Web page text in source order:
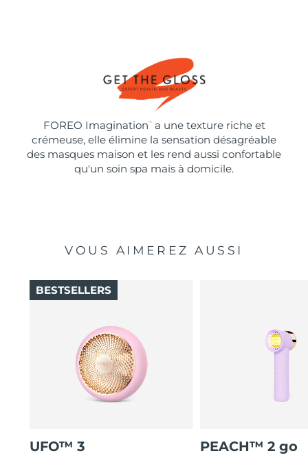
FOREO Imagination ™
a une texture riche et
crémeuse, elle élimine la sensation désagréable
des masques maison et les rend aussi confortable
qu'un soin spa mais à domicile.
VOUS AIMEREZ AUSSI
UFO™ 3
BESTSELLERS
PEACH™ 2 go